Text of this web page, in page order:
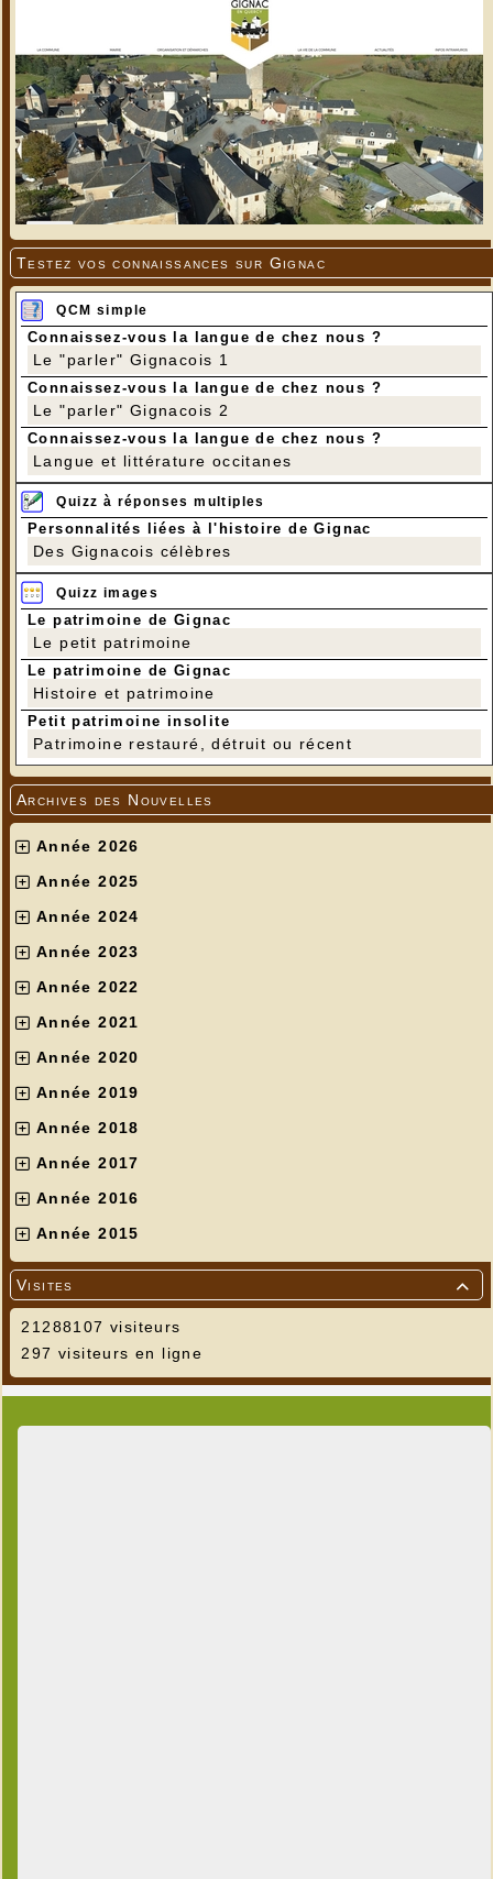
Testez vos connaissances sur Gignac
QCM simple
Connaissez-vous la langue de chez nous ?
Le "parler" Gignacois 1
Connaissez-vous la langue de chez nous ?
Le "parler" Gignacois 2
Connaissez-vous la langue de chez nous ?
Langue et littérature occitanes
Quizz à réponses multiples
Personnalités liées à l'histoire de Gignac
Des Gignacois célèbres
Quizz images
Le patrimoine de Gignac
Le petit patrimoine
Le patrimoine de Gignac
Histoire et patrimoine
Petit patrimoine insolite
Patrimoine restauré, détruit ou récent
Archives des Nouvelles
Année 2026
Année 2025
Année 2024
Année 2023
Année 2022
Année 2021
Année 2020
Année 2019
Année 2018
Année 2017
Année 2016
Année 2015

Visites
21288107 visiteurs
297 visiteurs en ligne